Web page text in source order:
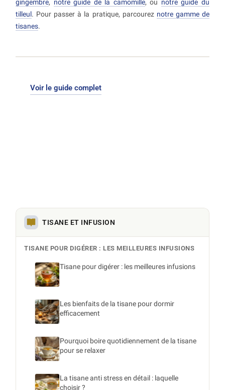
gingembre, notre guide de la camomille, ou notre guide du
tilleul. Pour passer à la pratique, parcourez notre gamme de
tisanes.
Voir le guide complet
TISANE ET INFUSION
TISANE POUR DIGÉRER : LES MEILLEURES INFUSIONS
Tisane pour digérer : les meilleures infusions
Les bienfaits de la tisane pour dormir
efficacement
Pourquoi boire quotidiennement de la tisane
pour se relaxer
La tisane anti stress en détail : laquelle
choisir ?